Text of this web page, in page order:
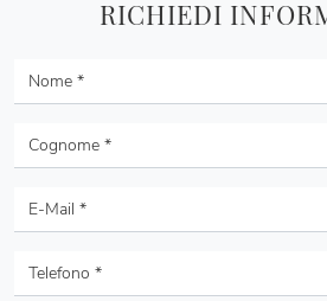
RICHIEDI